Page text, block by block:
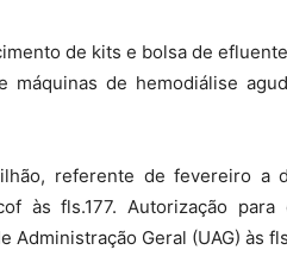
de kits e bolsa de
máquinas de hemodiálise
referente de fevereiro a
às fls.177. Autorização para
Geral (UAG) às